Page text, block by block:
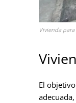
Vivienda
El